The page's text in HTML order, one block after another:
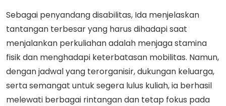
Sebagai penyandang disabilitas, Ida menjelaskan
tantangan terbesar yang harus dihadapi saat
menjalankan perkuliahan adalah menjaga stamina
fisik dan menghadapi keterbatasan mobilitas. Namun,
dengan jadwal yang terorganisir, dukungan keluarga,
serta semangat untuk segera lulus kuliah, ia berhasil
melewati berbagai rintangan dan tetap fokus pada